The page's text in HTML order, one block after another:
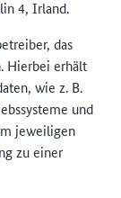
4, Irland.
das
Hierbei erhält
wie z. B.
und
jeweiligen
zu einer